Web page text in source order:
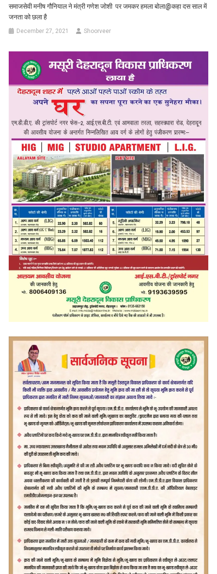
समाजसेवी मनीष गौनियाल ने मंत्री गणेश जोशी पर जमकर हमला बोला@कहा दस साल में
जनता को छला है
December 27, 2021 Shoorveer